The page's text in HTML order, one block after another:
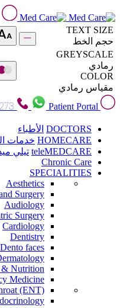
TEXT SIZE
حجم الخط
GREYSCALE
رمادي
COLOR
مقياس رمادي
Patient Portal
DOCTORS الأطباء
HOMECARE خدمات
teleMEDCARE تيلي
Chronic Care
SPECIALITIES
Aesthetics
Surgery
Audiology
Surgery
Cardiology
Dentistry
Dento faces
Nutrition
Medicine
(ENT)